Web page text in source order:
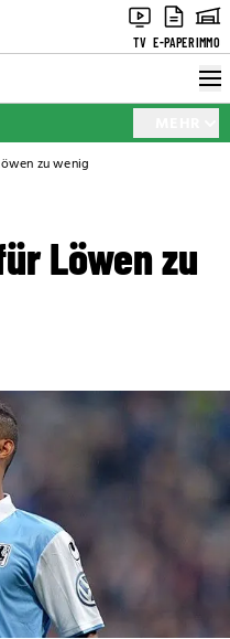
TV E-PAPERIMMO
zu wenig
Löwen zu